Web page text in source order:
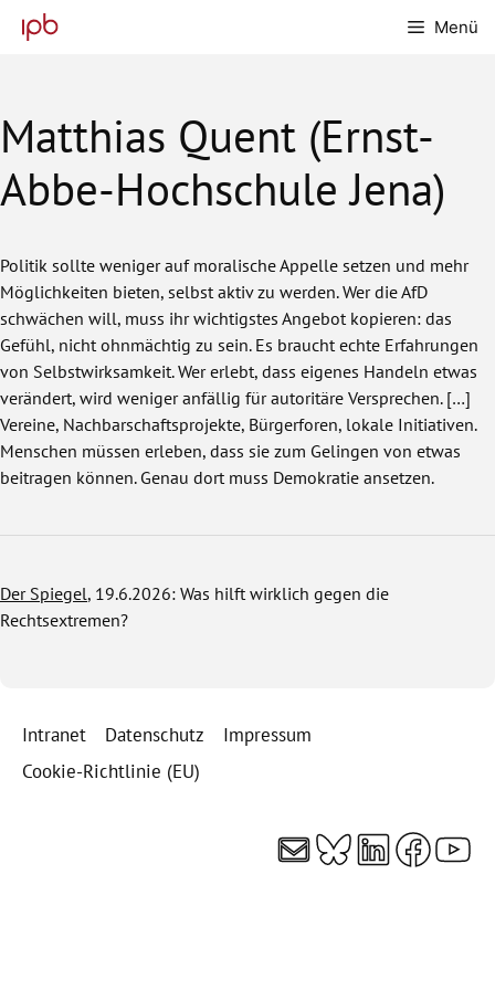
Inhalt
Menü
Matthias Quent (Ernst-
Abbe-Hochschule Jena)
Politik sollte weniger auf moralische Appelle setzen und mehr
Möglichkeiten bieten, selbst aktiv zu werden. Wer die AfD
schwächen will, muss ihr wichtigstes Angebot kopieren: das
Gefühl, nicht ohnmächtig zu sein. Es braucht echte Erfahrungen
von Selbstwirksamkeit. Wer erlebt, dass eigenes Handeln etwas
verändert, wird weniger anfällig für autoritäre Versprechen. […]
Vereine, Nachbarschaftsprojekte, Bürgerforen, lokale Initiativen.
Menschen müssen erleben, dass sie zum Gelingen von etwas
beitragen können. Genau dort muss Demokratie ansetzen.
Der Spiegel, 19.6.2026: Was hilft wirklich gegen die
Rechtsextremen?
Intranet Datenschutz
Impressum
Cookie-Richtlinie (EU)
E-MailBluesky